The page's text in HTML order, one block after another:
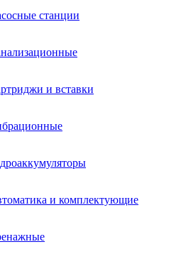
станции
и вставки
и комплектующие